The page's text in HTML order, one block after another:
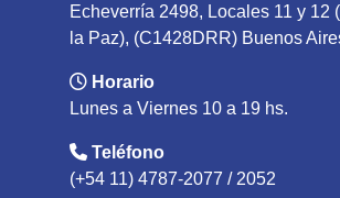
Echeverría 2498, Locales 11 y 12
la Paz), (C1428DRR) Buenos
Horario
Lunes a Viernes 10 a 19 hs.
Teléfono
(+54 11) 4787-2077 / 2052